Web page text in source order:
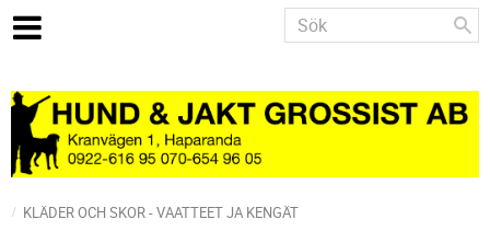
KLÄDER OCH SKOR - VAATTEET JA KENGÄT